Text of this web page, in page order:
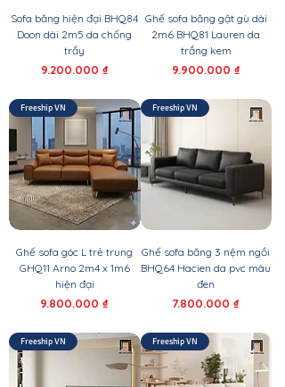
Sofa băng hiện đại BHQ84
Doon dài 2m5 da chống
trầy
Giá
9.200.000 ₫
Ghế sofa băng gật gù dài
2m6 BHQ81 Lauren da
trắng kem
Giá
9.900.000 ₫
Freeship VN
Ghế sofa góc L trẻ trung
GHQ11 Arno 2m4 x 1m6
hiện đại
Giá
9.800.000 ₫
Freeship VN
Ghế sofa băng 3 nệm ngồi
BHQ64 Hacien da pvc màu
đen
Giá
7.800.000 ₫
Freeship VN Freeship VN